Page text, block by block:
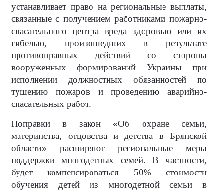
устанавливает право на региональные выплаты,
связанные с получением работниками пожарно-
спасательного центра вреда здоровью или их
гибелью, произошедших в результате
противоправных действий со стороны
вооруженных формирований Украины при
исполнении должностных обязанностей по
тушению пожаров и проведению аварийно-
спасательных работ.
Поправки в закон «Об охране семьи,
материнства, отцовства и детства в Брянской
области» расширяют региональные меры
поддержки многодетных семей. В частности,
будет компенсироваться 50% стоимости
обучения детей из многодетной семьи в